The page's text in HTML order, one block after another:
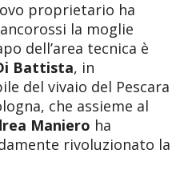
proprietario ha
la moglie
dell’area tecnica è
Battista, in
del vivaio del Pescara
che assieme al
Maniero ha
rivoluzionato la